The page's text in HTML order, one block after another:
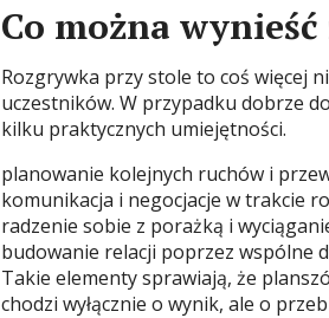
Co można
Rozgrywka przy stole to coś więcej
uczestników. W przypadku dobrze
kilku praktycznych umiejętności.
planowanie kolejnych ruchów i
komunikacja i negocjacje w trakcie
radzenie sobie z porażką i
budowanie relacji poprzez wspólne
Takie elementy sprawiają, że
chodzi wyłącznie o wynik, ale o